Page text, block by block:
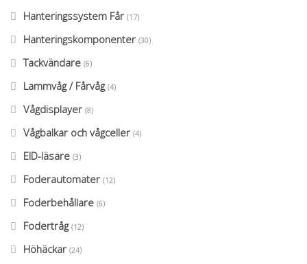
Hanteringssystem Får (17)
Hanteringskomponenter (30)
Tackvändare (6)
Lammvåg / Fårvåg (4)
Vågdisplayer (8)
Vågbalkar och vågceller (4)
EID-läsare (3)
Foderautomater (12)
Foderbehållare (6)
Fodertråg (12)
Höhäckar (24)